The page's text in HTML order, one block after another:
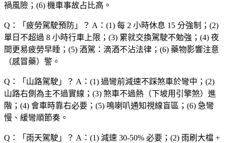
禍風險；(6) 機車事故占比高。
Q：「 疲勞駕駛預防 」？ A：(1) 每 2 小時休息 15 分強制；(2)
單日不超過 8 小時行車上限；(3) 累就交換駕駛不勉強；(4) 夜
間更易疲勞早睡；(5) 酒駕：滴酒不沾法律；(6) 藥物影響注意
（感冒藥）警。
Q：「 山路駕駛 」？ A：(1) 過彎前減速不踩煞車於彎中；(2)
山路右側為主不過實線；(3) 煞車不過熱（下坡用引擎煞）進
階；(4) 會車時靠右必要；(5) 鳴喇叭通知視線盲區；(6) 急彎
慢、緩彎順節奏。
Q：「 雨天駕駛 」？ A：(1) 減速 30-50% 必要；(2) 雨刷大檔 +